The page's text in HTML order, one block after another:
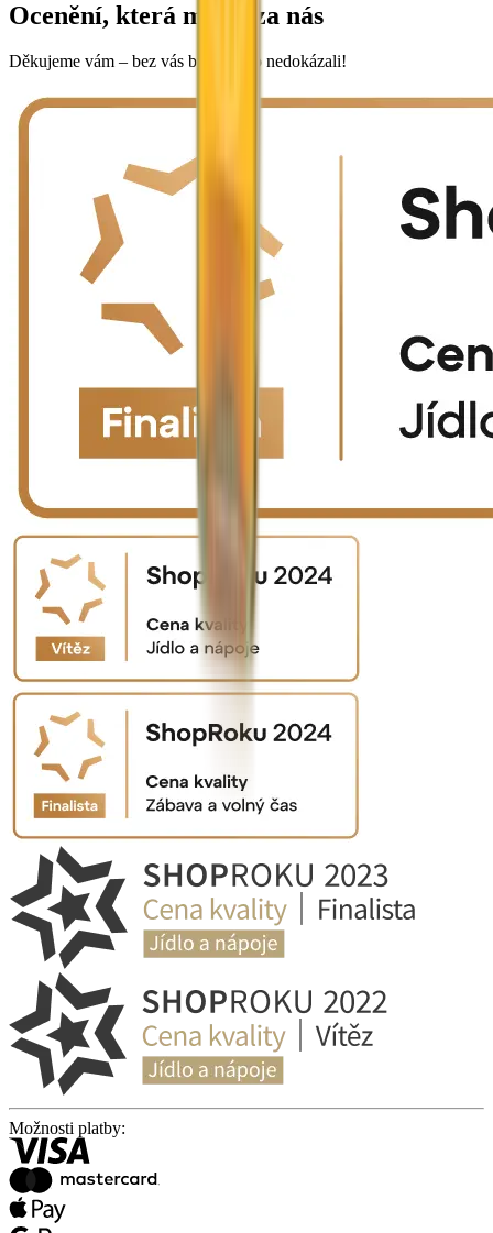
Ocenění, která mluví za nás
Děkujeme vám – bez vás bychom to nedokázali!
Možnosti platby: